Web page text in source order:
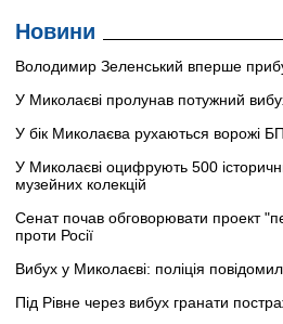
Новини
Володимир Зеленський вперше
У Миколаєві пролунав потужний
У бік Миколаєва рухаються ворожі
У Миколаєві оцифрують 500
музейних колекцій
Сенат почав обговорювати проект
проти Росії
Вибух у Миколаєві: поліція
Під Рівне через вибух гранати